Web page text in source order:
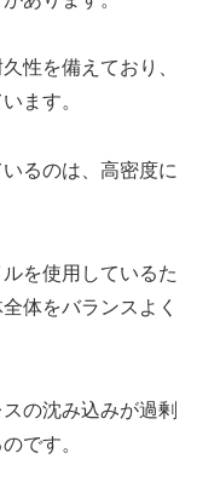
性を備えており、
ます。
るのは、高密度に
を使用しているた
体をバランスよく
の沈み込みが過剰
です。